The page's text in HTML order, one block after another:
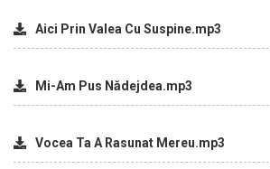
Aici Prin Valea Cu Suspine.mp3
Mi-Am Pus Nădejdea.mp3
Vocea Ta A Rasunat Mereu.mp3